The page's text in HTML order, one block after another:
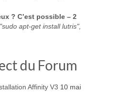
? C’est possible – 2
apt-get install lutris",
du Forum
Affinity V3 10 mai